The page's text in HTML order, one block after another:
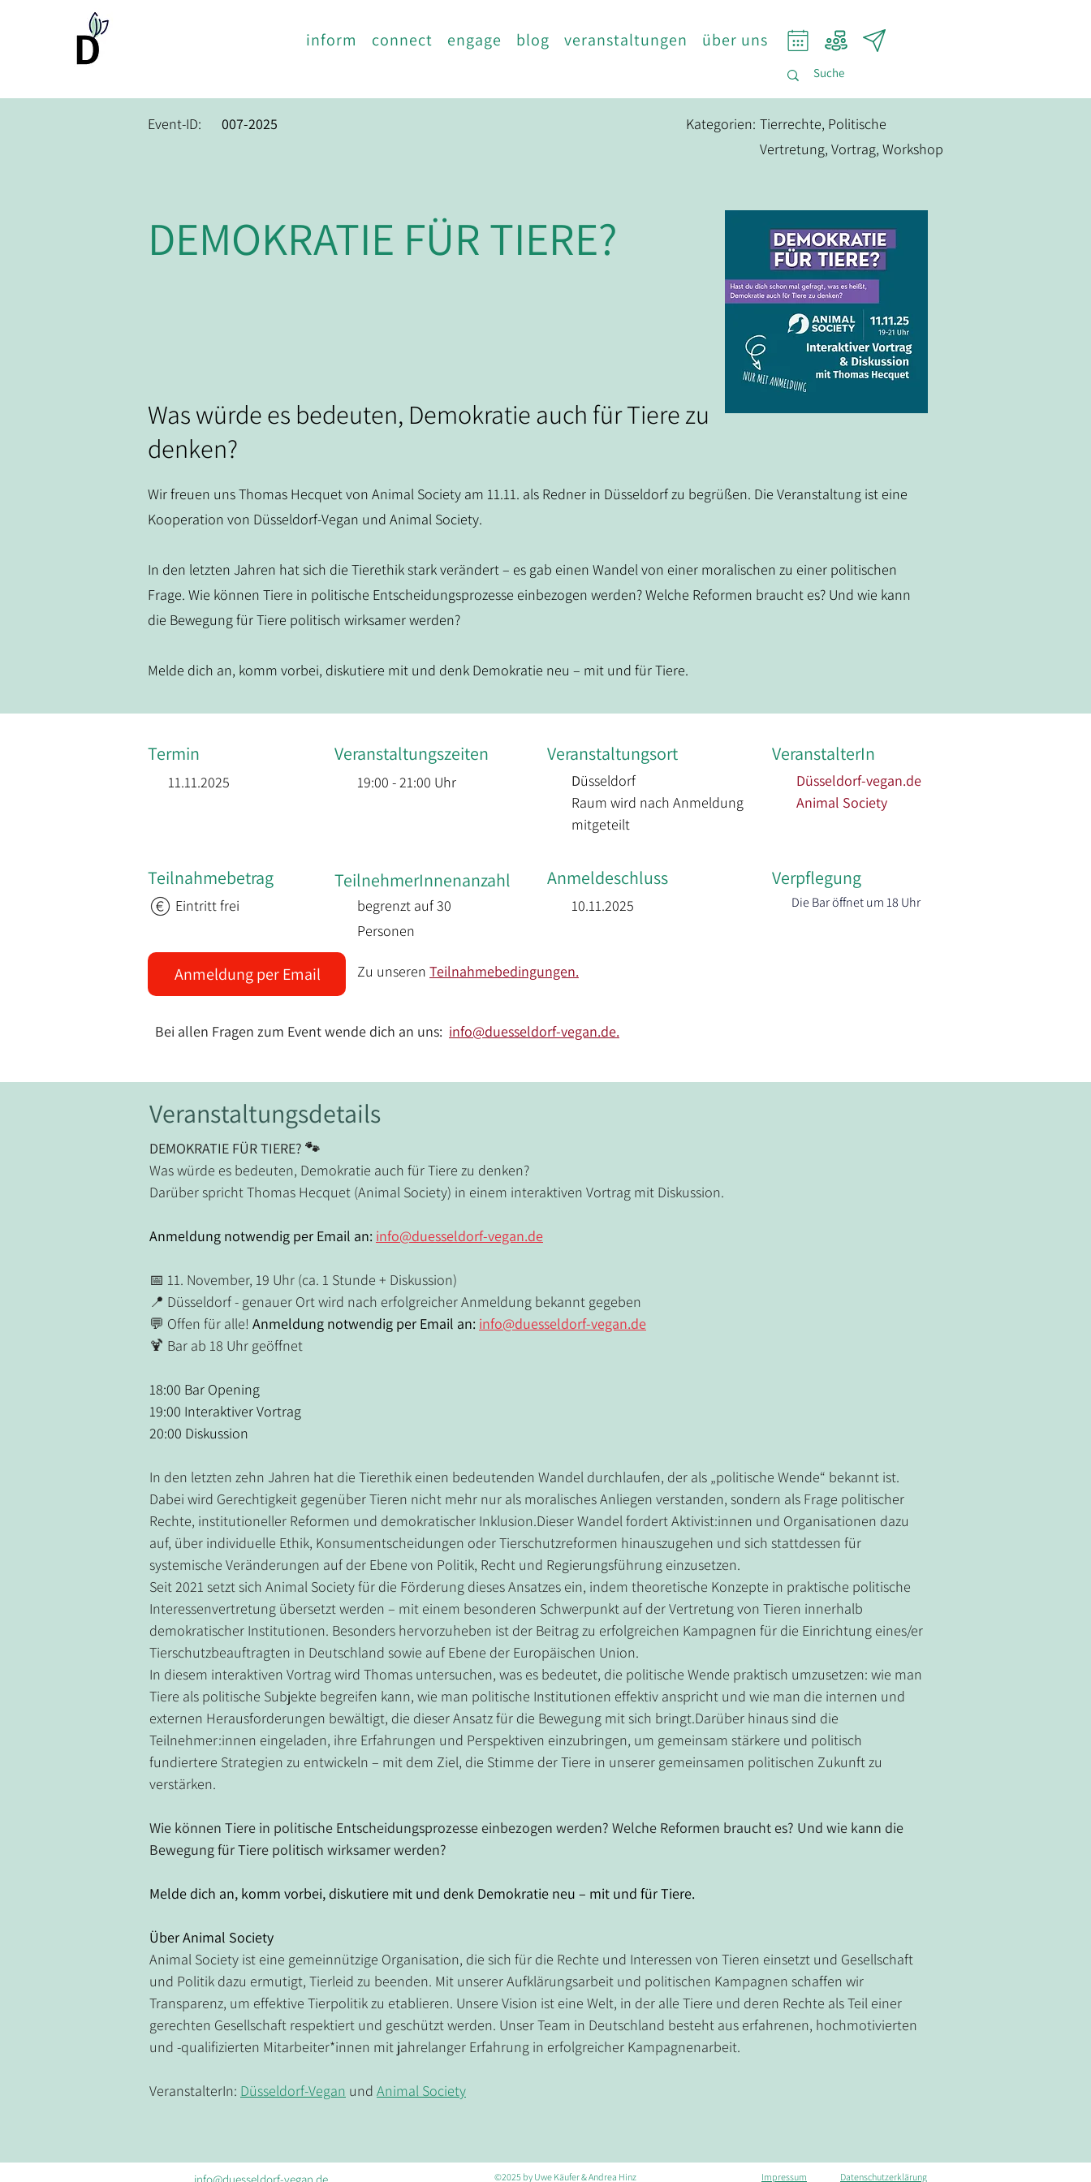
inform connect engage blog veranstaltungen über uns
Event-ID: 007-2025 Kategorien: Tierrechte, Politische
Vertretung, Vortrag, Workshop
DEMOKRATIE FÜR TIERE?
Was würde es bedeuten, Demokratie auch für Tiere zu
denken?
Wir freuen uns Thomas Hecquet von Animal Society am 11.11. als Redner in Düsseldorf zu begrüßen. Die Veranstaltung ist eine
Kooperation von Düsseldorf-Vegan und Animal Society.
In den letzten Jahren hat sich die Tierethik stark verändert – es gab einen Wandel von einer moralischen zu einer politischen
Frage. Wie können Tiere in politische Entscheidungsprozesse einbezogen werden? Welche Reformen braucht es? Und wie kann
die Bewegung für Tiere politisch wirksamer werden?
Melde dich an, komm vorbei, diskutiere mit und denk Demokratie neu – mit und für Tiere.
Termin
11.11.2025
Veranstaltungszeiten
19:00 - 21:00 Uhr
Veranstaltungsort
Düsseldorf
Raum wird nach Anmeldung
mitgeteilt
VeranstalterIn
Düsseldorf-vegan.de
Animal Society
Teilnahmebetrag
Eintritt frei
TeilnehmerInnenanzahl
begrenzt auf 30
Personen
Anmeldeschluss
10.11.2025
Verpflegung
Die Bar öffnet um 18 Uhr
Anmeldung per Email Zu unseren Teilnahmebedingungen.
Bei allen Fragen zum Event wende dich an uns: info@duesseldorf-vegan.de.
Veranstaltungsdetails
DEMOKRATIE FÜR TIERE? 🐾
Was würde es bedeuten, Demokratie auch für Tiere zu denken?
Darüber spricht Thomas Hecquet (Animal Society) in einem interaktiven Vortrag mit Diskussion.
Anmeldung notwendig per Email an: info@duesseldorf-vegan.de
📅 11. November, 19 Uhr (ca. 1 Stunde + Diskussion)
📍 Düsseldorf - genauer Ort wird nach erfolgreicher Anmeldung bekannt gegeben
💬 Offen für alle! Anmeldung notwendig per Email an: info@duesseldorf-vegan.de
🍹 Bar ab 18 Uhr geöffnet
18:00 Bar Opening
19:00 Interaktiver Vortrag
20:00 Diskussion
In den letzten zehn Jahren hat die Tierethik einen bedeutenden Wandel durchlaufen, der als „politische Wende“ bekannt ist.
Dabei wird Gerechtigkeit gegenüber Tieren nicht mehr nur als moralisches Anliegen verstanden, sondern als Frage politischer
Rechte, institutioneller Reformen und demokratischer Inklusion.Dieser Wandel fordert Aktivist:innen und Organisationen dazu
auf, über individuelle Ethik, Konsumentscheidungen oder Tierschutzreformen hinauszugehen und sich stattdessen für
systemische Veränderungen auf der Ebene von Politik, Recht und Regierungsführung einzusetzen.
Seit 2021 setzt sich Animal Society für die Förderung dieses Ansatzes ein, indem theoretische Konzepte in praktische politische
Interessenvertretung übersetzt werden – mit einem besonderen Schwerpunkt auf der Vertretung von Tieren innerhalb
demokratischer Institutionen. Besonders hervorzuheben ist der Beitrag zu erfolgreichen Kampagnen für die Einrichtung eines/er
Tierschutzbeauftragten in Deutschland sowie auf Ebene der Europäischen Union.
In diesem interaktiven Vortrag wird Thomas untersuchen, was es bedeutet, die politische Wende praktisch umzusetzen: wie man
Tiere als politische Subjekte begreifen kann, wie man politische Institutionen effektiv anspricht und wie man die internen und
externen Herausforderungen bewältigt, die dieser Ansatz für die Bewegung mit sich bringt.Darüber hinaus sind die
Teilnehmer:innen eingeladen, ihre Erfahrungen und Perspektiven einzubringen, um gemeinsam stärkere und politisch
fundiertere Strategien zu entwickeln – mit dem Ziel, die Stimme der Tiere in unserer gemeinsamen politischen Zukunft zu
verstärken.
Wie können Tiere in politische Entscheidungsprozesse einbezogen werden? Welche Reformen braucht es? Und wie kann die
Bewegung für Tiere politisch wirksamer werden?
Melde dich an, komm vorbei, diskutiere mit und denk Demokratie neu – mit und für Tiere.
Über Animal Society
Animal Society ist eine gemeinnützige Organisation, die sich für die Rechte und Interessen von Tieren einsetzt und Gesellschaft
und Politik dazu ermutigt, Tierleid zu beenden. Mit unserer Aufklärungsarbeit und politischen Kampagnen schaffen wir
Transparenz, um effektive Tierpolitik zu etablieren. Unsere Vision ist eine Welt, in der alle Tiere und deren Rechte als Teil einer
gerechten Gesellschaft respektiert und geschützt werden. Unser Team in Deutschland besteht aus erfahrenen, hochmotivierten
und -qualifizierten Mitarbeiter*innen mit jahrelanger Erfahrung in erfolgreicher Kampagnenarbeit.
VeranstalterIn: Düsseldorf-Vegan und Animal Society
©2025 by Uwe Käufer & Andrea Hinz Impressum Datenschutzerklärung